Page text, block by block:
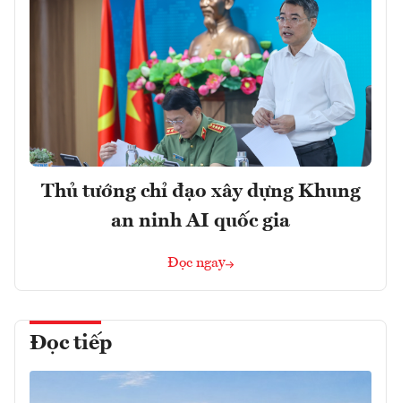
Thủ tướng chỉ đạo xây dựng Khung
an ninh AI quốc gia
Đọc ngay
Đọc tiếp